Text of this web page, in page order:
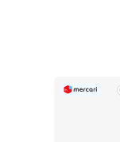
속품은 포함되지
상품에 포함된 응